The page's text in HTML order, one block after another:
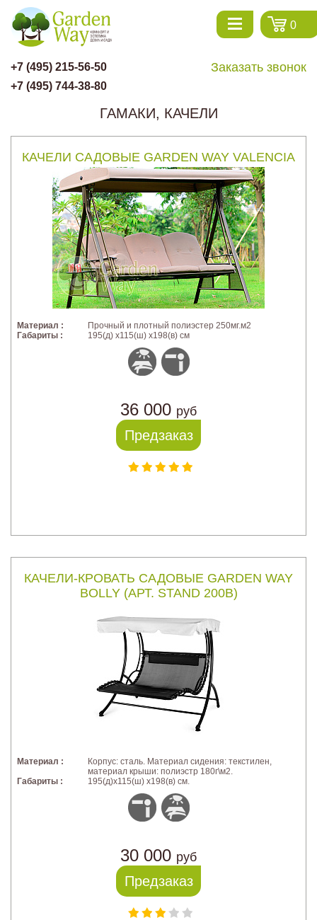
+7 (495) 215-56-50
+7 (495) 744-38-80
Заказать звонок
0
ГАМАКИ, КАЧЕЛИ
КАЧЕЛИ САДОВЫЕ GARDEN WAY VALENCIA
Материал :
Прочный и плотный полиэстер 250мг.м2
Габариты :
195(д) х115(ш) х198(в) см
36 000 руб
Предзаказ
КАЧЕЛИ-КРОВАТЬ САДОВЫЕ GARDEN WAY
BOLLY (АРТ. STAND 200B)
Материал :
Корпус: сталь. Материал сидения: текстилен,
материал крыши: полиэстр 180г\м2.
Габариты :
195(д)х115(ш) х198(в) см.
30 000 руб
Предзаказ